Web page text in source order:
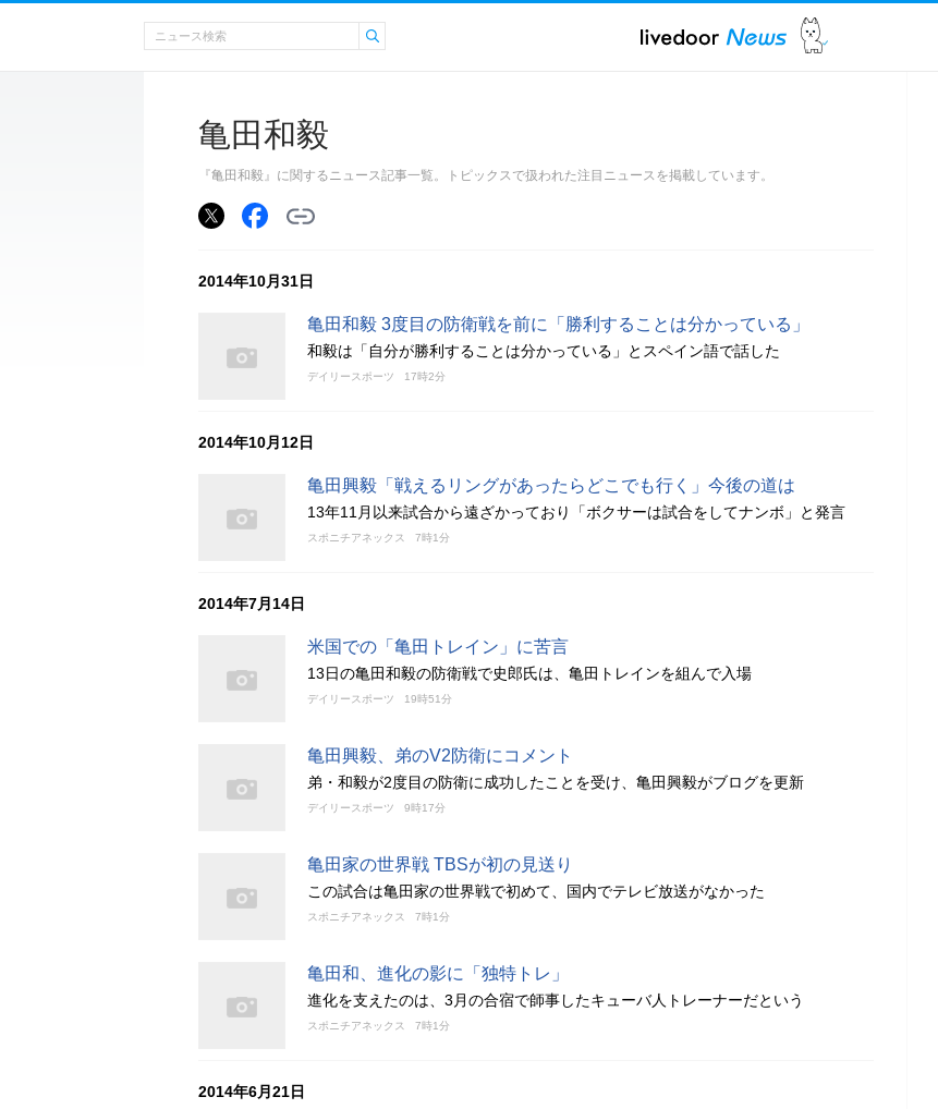
亀田和毅
『亀田和毅』に関するニュース記事一覧。トピックスで扱われた注目ニュースを掲載しています。
2014年10月31日
亀田和毅 3度目の防衛戦を前に「勝利することは分かっている」
和毅は「自分が勝利することは分かっている」とスペイン語で話した
デイリースポーツ 17時2分
2014年10月12日
亀田興毅「戦えるリングがあったらどこでも行く」今後の道は
13年11月以来試合から遠ざかっており「ボクサーは試合をしてナンボ」と発言
スポニチアネックス 7時1分
2014年7月14日
米国での「亀田トレイン」に苦言
13日の亀田和毅の防衛戦で史郎氏は、亀田トレインを組んで入場
デイリースポーツ 19時51分
亀田興毅、弟のV2防衛にコメント
弟・和毅が2度目の防衛に成功したことを受け、亀田興毅がブログを更新
デイリースポーツ 9時17分
亀田家の世界戦 TBSが初の見送り
この試合は亀田家の世界戦で初めて、国内でテレビ放送がなかった
スポニチアネックス 7時1分
亀田和、進化の影に「独特トレ」
進化を支えたのは、3月の合宿で師事したキューバ人トレーナーだという
スポニチアネックス 7時1分
2014年6月21日